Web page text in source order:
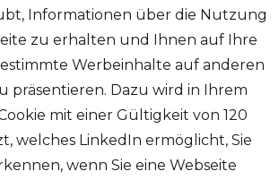
Informationen über die Nutzung
zu erhalten und Ihnen auf Ihre
Werbeinhalte auf anderen
präsentieren. Dazu wird in Ihrem
mit einer Gültigkeit von 120
welches LinkedIn ermöglicht, Sie
wenn Sie eine Webseite